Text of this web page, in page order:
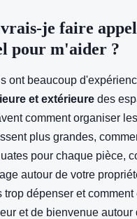
je faire
pour m'aider ?
ont beaucoup
et extérieure des
comment organiser
plus grandes,
pour chaque pièce,
autour de votre
trop dépenser et comment
et de bienvenue autour